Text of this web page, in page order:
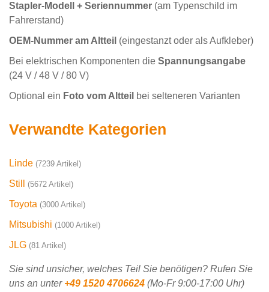
Stapler-Modell + Seriennummer (am Typenschild im
Fahrerstand)
OEM-Nummer am Altteil (eingestanzt oder als Aufkleber)
Bei elektrischen Komponenten die Spannungsangabe
(24 V / 48 V / 80 V)
Optional ein Foto vom Altteil bei selteneren Varianten
Verwandte Kategorien
Linde (7239 Artikel)
Still (5672 Artikel)
Toyota (3000 Artikel)
Mitsubishi (1000 Artikel)
JLG (81 Artikel)
Sie sind unsicher, welches Teil Sie benötigen? Rufen Sie
uns an unter +49 1520 4706624 (Mo-Fr 9:00-17:00 Uhr)